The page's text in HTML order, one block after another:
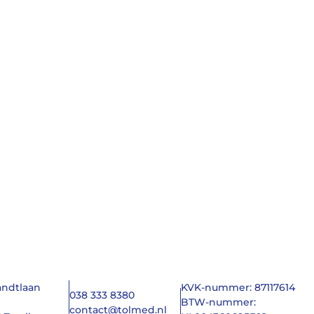
038 333 8380
contact@tolmed.nl
KVK-nummer: 87117614
BTW-nummer: